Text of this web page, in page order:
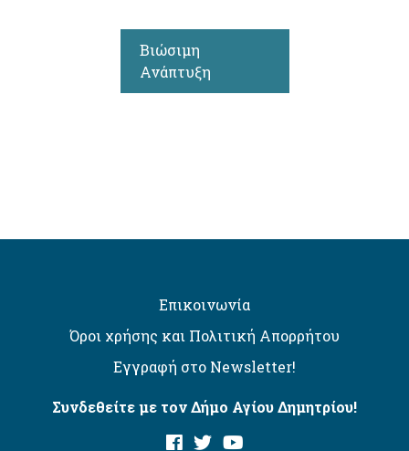
Βιώσιμη
Ανάπτυξη
Επικοινωνία
Όροι χρήσης και Πολιτική Απορρήτου
Εγγραφή στο Newsletter!
Συνδεθείτε με τον Δήμο Αγίου Δημητρίου!